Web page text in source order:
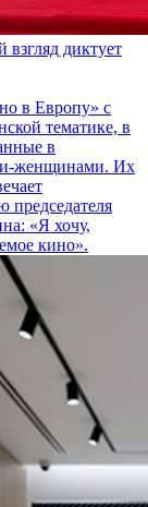
диктует
в Европу» с
тематике, в
в
женщинами. Их
председателя
«Я хочу,
кино».